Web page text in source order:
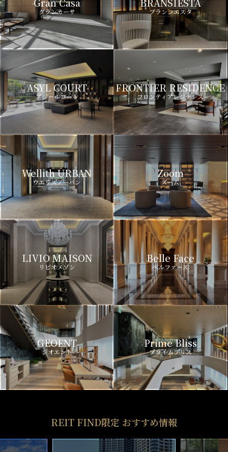
グランカーサ ブランシエスタ
ASYL COURT
アジールコート
FRONTIER RESIDENCE
フロンティアレジデンス
Wellith URBAN
ウエリスアーバン
Zoom
ズーム
LIVIO MAISON
リビオメゾン
Belle Face
ベルファース
GEOENT
ジオエント
Prime Bliss
プライムブリス
REIT FIND限定 おすすめ情報